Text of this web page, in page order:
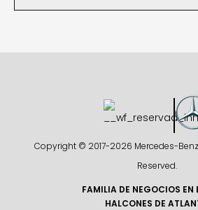
Copyright © 2017-2026 Mercedes-
Reserved.
FAMILIA DE NEGOCIOS EN
HALCONES DE